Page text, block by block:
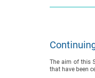
The aim of this
that have been